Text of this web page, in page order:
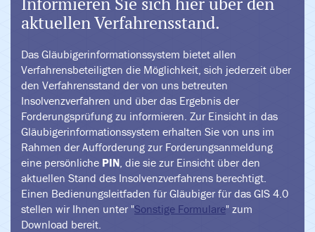
aktuellen Verfahrensstand.
Das Gläubigerinformationssystem bietet allen
Verfahrensbeteiligten die Möglichkeit, sich jederzeit über
den Verfahrensstand der von uns betreuten
Insolvenzverfahren und über das Ergebnis der
Forderungsprüfung zu informieren. Zur Einsicht in das
Gläubigerinformationssystem erhalten Sie von uns im
Rahmen der Aufforderung zur Forderungsanmeldung
eine persönliche PIN , die sie zur Einsicht über den
aktuellen Stand des Insolvenzverfahrens berechtigt.
Einen Bedienungsleitfaden für Gläubiger für das GIS 4.0
stellen wir Ihnen unter "Sonstige Formulare" zum
Download bereit.